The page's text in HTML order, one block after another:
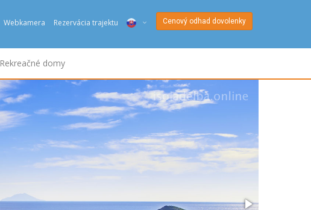
Webkamera Rezervácia trajektu
ENG
DEU
FRA
DAN
Cenový odhad dovolenky
Rekreačné domy